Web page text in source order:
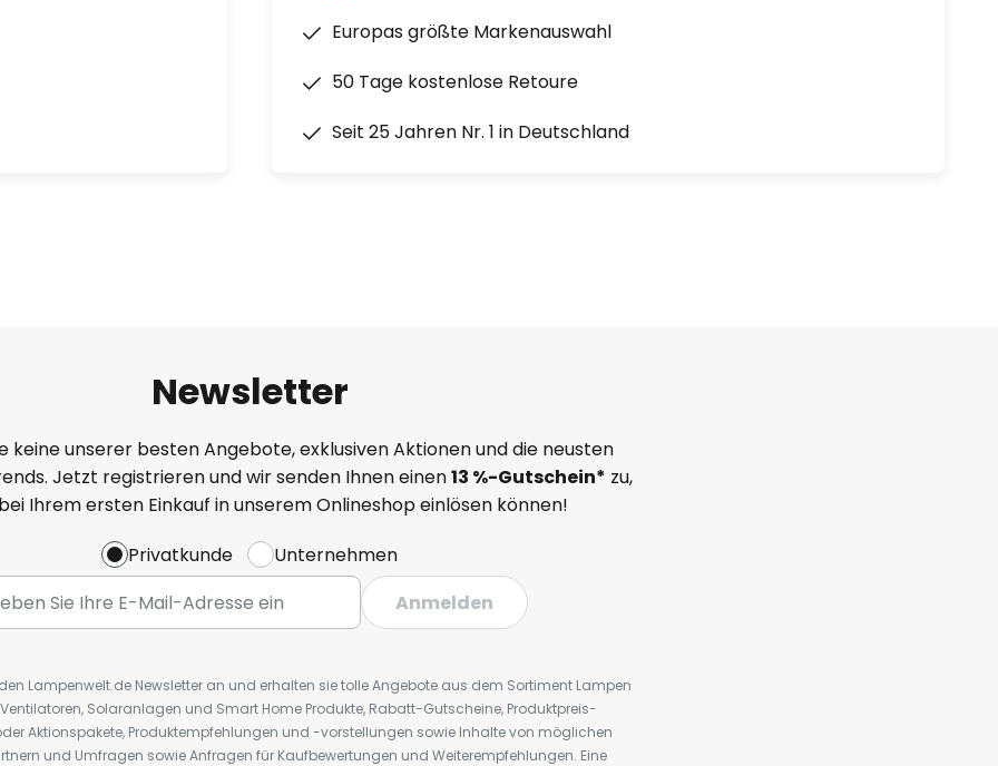
Europas größte Markenauswahl
50 Tage kostenlose Retoure
Seit 25 Jahren Nr. 1 in Deutschland
Newsletter
keine unserer besten Angebote, exklusiven Aktionen und die neusten
Jetzt registrieren und wir senden Ihnen einen13 %-Gutschein* zu,
Ihrem ersten Einkauf in unserem Onlineshop einlösen können!
Privatkunde
Unternehmen
Anmelden
Lampenwelt.de Newsletter an und erhalten sie tolle Angebote aus dem Sortiment Lampen
Solaranlagen und Smart Home Produkte, Rabatt-Gutscheine, Produktpreis-
Aktionspakete, Produktempfehlungen und -vorstellungen sowie Inhalte von möglichen
und Umfragen sowie Anfragen für Kaufbewertungen und Weiterempfehlungen. Eine